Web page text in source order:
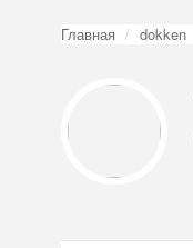
Главная dokken